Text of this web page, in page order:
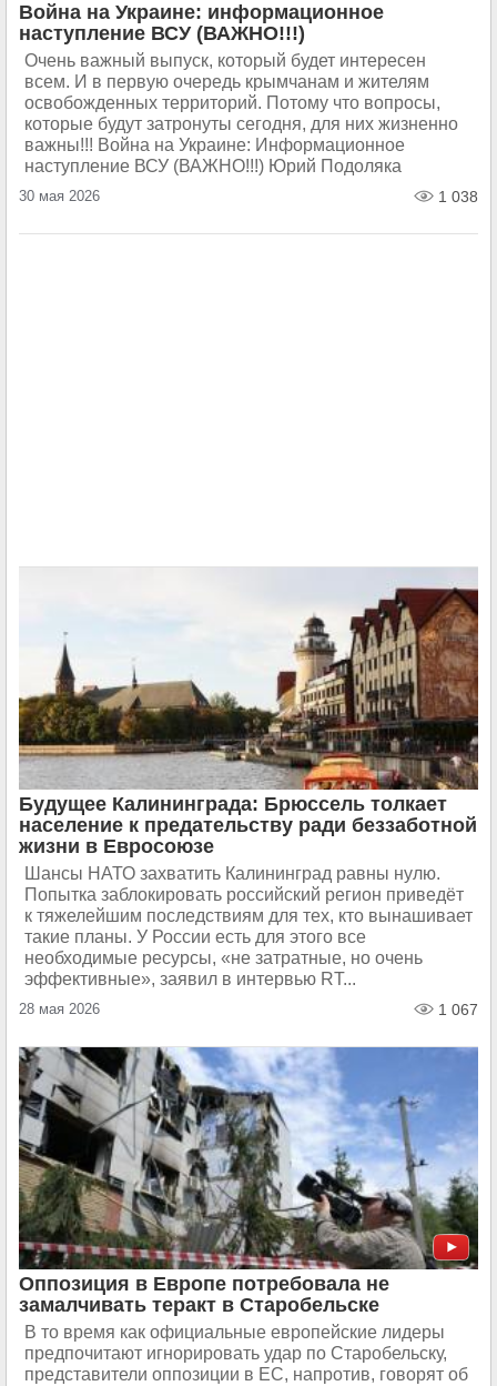
Война на Украине: информационное
наступление ВСУ (ВАЖНО!!!)
Очень важный выпуск, который будет интересен
всем. И в первую очередь крымчанам и жителям
освобожденных территорий. Потому что вопросы,
которые будут затронуты сегодня, для них жизненно
важны!!! Война на Украине: Информационное
наступление ВСУ (ВАЖНО!!!) Юрий Подоляка
30 мая 2026 1 038
Будущее Калининграда: Брюссель толкает
население к предательству ради беззаботной
жизни в Евросоюзе
Шансы НАТО захватить Калининград равны нулю.
Попытка заблокировать российский регион приведёт
к тяжелейшим последствиям для тех, кто вынашивает
такие планы. У России есть для этого все
необходимые ресурсы, «не затратные, но очень
эффективные», заявил в интервью RT...
28 мая 2026 1 067
Оппозиция в Европе потребовала не
замалчивать теракт в Старобельске
В то время как официальные европейские лидеры
предпочитают игнорировать удар по Старобельску,
представители оппозиции в ЕС, напротив, говорят об